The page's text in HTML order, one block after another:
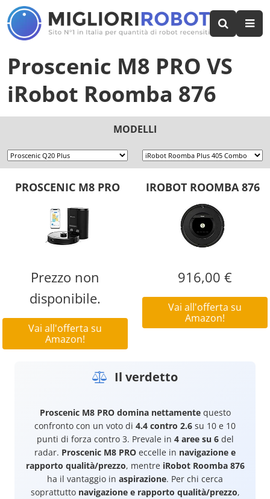
Proscenic M8 PRO VS
iRobot Roomba 876
MODELLI
PROSCENIC M8 PRO IROBOT ROOMBA 876
Prezzo non
disponibile.
Vai all'offerta su
Amazon!
916,00 €
Vai all'offerta su
Amazon!
Il verdetto
Proscenic M8 PRO domina nettamentequesto
confronto con un voto di 4.4 contro 2.6 su 10 e 10
punti di forza contro 3. Prevale in 4 aree su 6del
radar. Proscenic M8 PRO eccelle in navigazione e
rapporto qualità/prezzo, mentre iRobot Roomba 876
ha il vantaggio in aspirazione. Per chi cerca
soprattutto navigazione e rapporto qualità/prezzo,